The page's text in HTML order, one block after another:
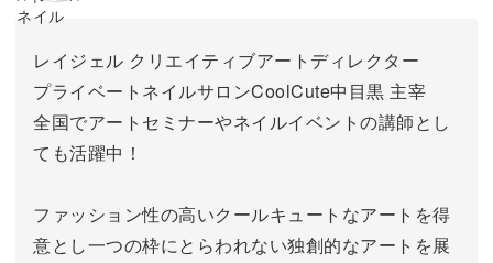
レイジェル クリエイティブアートディレクター
プライベートネイルサロンCoolCute中目黒 主宰
全国でアートセミナーやネイルイベントの講師とし
ても活躍中！
ファッション性の高いクールキュートなアートを得
意とし一つの枠にとらわれない独創的なアートを展